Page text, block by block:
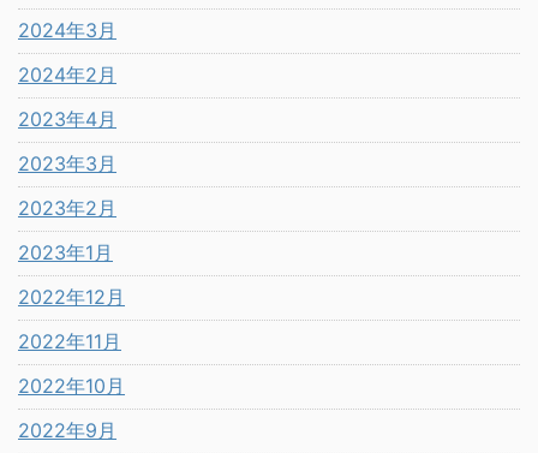
2024年3月
2024年2月
2023年4月
2023年3月
2023年2月
2023年1月
2022年12月
2022年11月
2022年10月
2022年9月